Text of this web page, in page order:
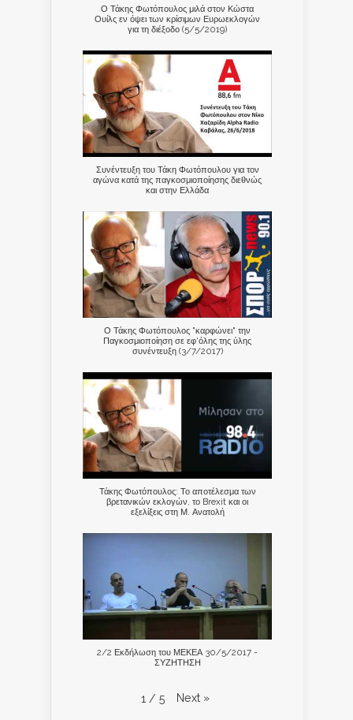
Ο Τάκης Φωτόπουλος μιλά στον Κώστα
Ουίλς εν όψει των κρίσιμων Ευρωεκλογών
για τη διέξοδο (5/5/2019)
Συνέντευξη του Τάκη Φωτόπουλου για τον
αγώνα κατά της παγκοσμιοποίησης διεθνώς
και στην Ελλάδα
Ο Τάκης Φωτόπουλος "καρφώνει" την
Παγκοσμιοποίηση σε εφ'όλης της ύλης
συνέντευξη (3/7/2017)
Τάκης Φωτόπουλος: Το αποτέλεσμα των
βρετανικών εκλογών, το Brexit και οι
εξελίξεις στη Μ. Ανατολή
2/2 Εκδήλωση του ΜΕΚΕΑ 30/5/2017 -
ΣΥΖΗΤΗΣΗ
1 / 5 Next »